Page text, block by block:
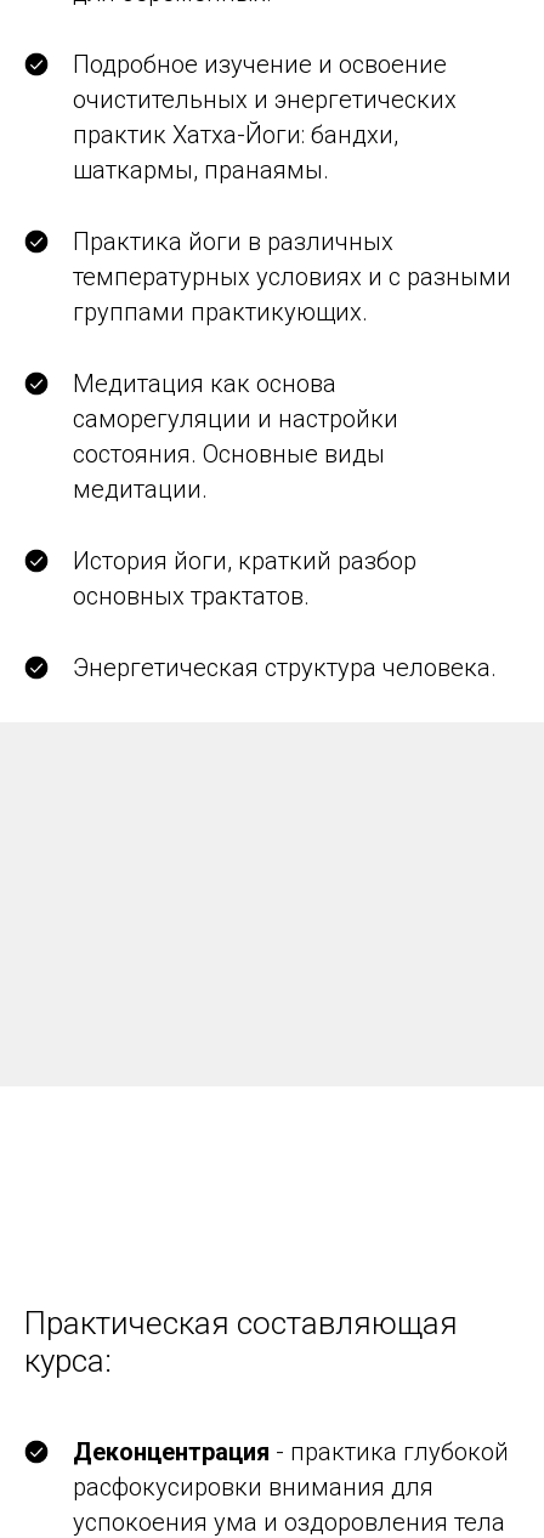
Подробное изучение и освоение
очистительных и энергетических
практик Хатха-Йоги: бандхи,
шаткармы, пранаямы.
Практика йоги в различных
температурных условиях и с разными
группами практикующих.
Медитация как основа
саморегуляции и настройки
состояния. Основные виды
медитации.
История йоги, краткий разбор
основных трактатов.
Энергетическая структура человека.
Практическая составляющая
курса:
Деконцентрация - практика глубокой
расфокусировки внимания для
успокоения ума и оздоровления тела